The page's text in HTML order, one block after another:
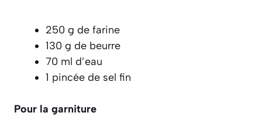
250 g de farine
130 g de beurre
70 ml d’eau
1 pincée de sel fin
Pour la garniture